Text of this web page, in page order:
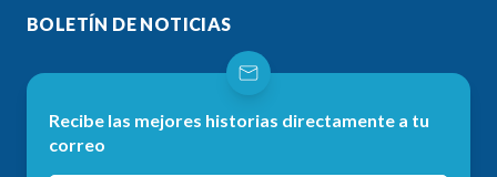
BOLETÍN DE NOTICIAS
Recibe las mejores historias directamente a tu
correo